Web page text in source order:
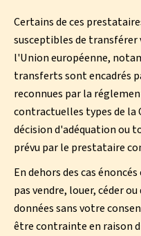
Certains de ces
susceptibles de transférer
l'Union européenne,
transferts sont encadrés
reconnues par la
contractuelles types de la
décision d'adéquation ou
prévu par le prestataire
En dehors des cas
pas vendre, louer, céder
données sans votre
être contrainte en raison